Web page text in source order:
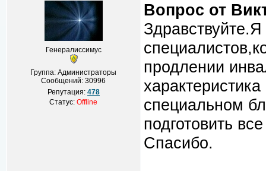
Генералиссимус
Группа: Администраторы
Сообщений:30996
Репутация: 478
Статус:Offline
Вопрос от
продлении
специальном
подготовить
Спасибо.